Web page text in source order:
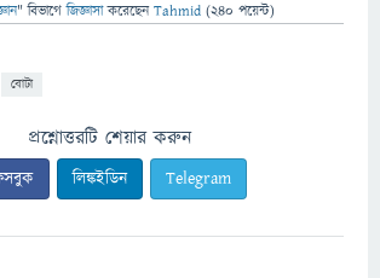
" বিভাগে জিজ্ঞাসাকরেছেনTahmid (240 পয়েন্ট)
বোটা
প্রশ্নোত্তরটি শেয়ার করুন
লিঙ্কইডিন Telegram